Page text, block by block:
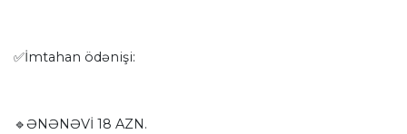
✅İmtahan ödənişi:
🔹ƏNƏNƏVİ 18 AZN.